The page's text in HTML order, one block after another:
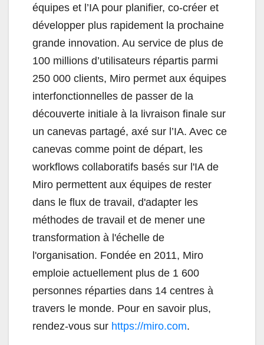
équipes et l’IA pour planifier, co-créer et
développer plus rapidement la prochaine
grande innovation. Au service de plus de
100 millions d’utilisateurs répartis parmi
250 000 clients, Miro permet aux équipes
interfonctionnelles de passer de la
découverte initiale à la livraison finale sur
un canevas partagé, axé sur l’IA. Avec ce
canevas comme point de départ, les
workflows collaboratifs basés sur l'IA de
Miro permettent aux équipes de rester
dans le flux de travail, d'adapter les
méthodes de travail et de mener une
transformation à l'échelle de
l'organisation. Fondée en 2011, Miro
emploie actuellement plus de 1 600
personnes réparties dans 14 centres à
travers le monde. Pour en savoir plus,
rendez-vous sur https://miro.com.